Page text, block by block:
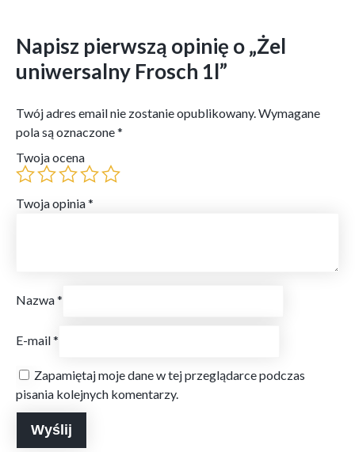
Napisz pierwszą opinię o „Żel
uniwersalny Frosch 1l”
Twój adres email nie zostanie opublikowany. Wymagane
pola są oznaczone*
Twoja ocena
Twoja opinia*
Nazwa*
E-mail*
Zapamiętaj moje dane w tej przeglądarce podczas
pisania kolejnych komentarzy.